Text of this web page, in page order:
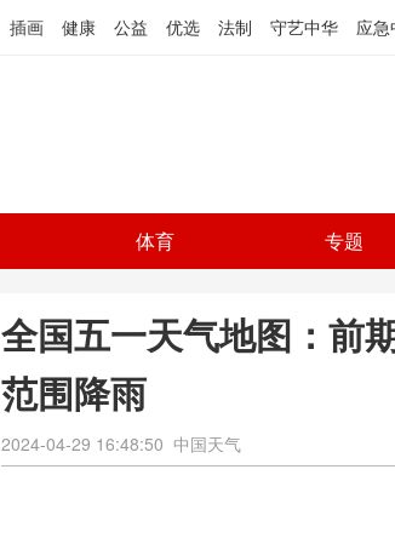
插画 健康 公益 优选 法制 守艺中华 应急
体育 专题
全国五一天气地图：前
范围降雨
2024-04-29 16:48:50 中国天气